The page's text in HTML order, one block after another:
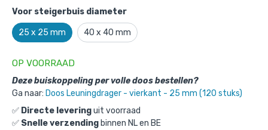
Voor steigerbuis diameter
25 x 25 mm 40 x 40 mm
OP VOORRAAD
Deze buiskoppeling per volle doos bestellen?
Ga naar: Doos Leuningdrager - vierkant - 25 mm (120 stuks)
✅ Directe leveringuit voorraad
✅ Snelle verzending binnen NL en BE
Buiskoppeling Leuningdrager -
vierkant - 25 mm
Gekozen aantal: x
Productnummer: 101034-25
incl. BTW / stuk
€ 4,20